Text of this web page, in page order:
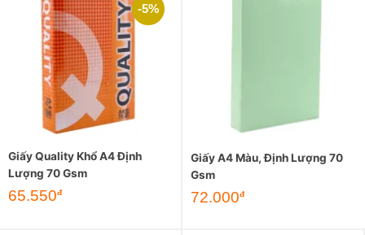
-5%
Giấy Quality Khổ A4 Định
Lượng 70 Gsm
Giá
gốc
65.550đGiá
Giấy A4 Màu, Định Lượng 70
Gsm
72.000đ